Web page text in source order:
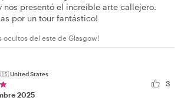
presentó el increíble arte callejero.
por un tour fantástico!
ocultos del este de Glasgow!
United States
2025
3